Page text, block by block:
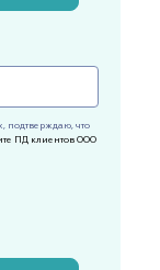
подтверждаю, что
ПД клиентов ООО